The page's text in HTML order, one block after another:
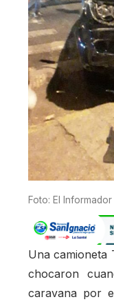
Foto: El Informador
Una camioneta
chocaron
caravana por